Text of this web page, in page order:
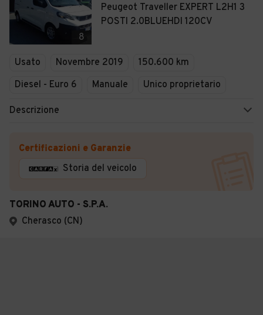
8
Peugeot Traveller EXPERT L2H1 3
POSTI 2.0BLUEHDI 120CV
Usato Novembre 2019
150.600 km
Diesel - Euro 6
Manuale Unico proprietario
Descrizione
Certificazioni e Garanzie
Storia del veicolo
TORINO AUTO - S.P.A.
Cherasco (CN)